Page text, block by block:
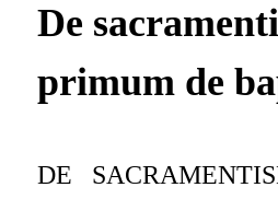
De
primum de
DE